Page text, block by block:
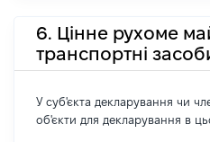
6. Цінне рухоме
транспортні
У суб'єкта декларування чи
об'єкти для декларування в